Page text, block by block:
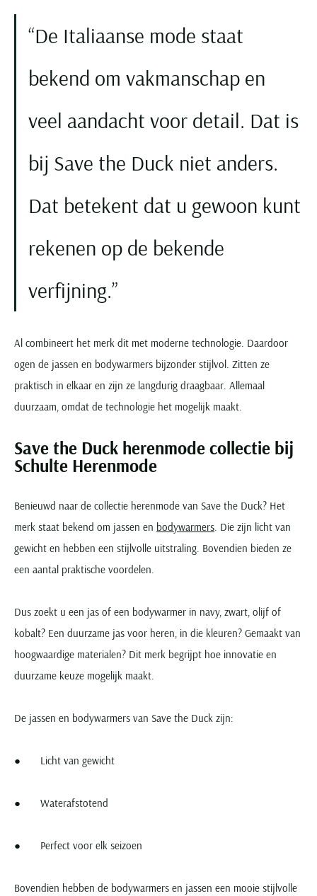
De Italiaanse mode staat
bekend om vakmanschap en
veel aandacht voor detail. Dat is
bij Save the Duck niet anders.
Dat betekent dat u gewoon kunt
rekenen op de bekende
verfijning.
Al combineert het merk dit met moderne technologie. Daardoor
ogen de jassen en bodywarmers bijzonder stijlvol. Zitten ze
praktisch in elkaar en zijn ze langdurig draagbaar. Allemaal
duurzaam, omdat de technologie het mogelijk maakt.
Save the Duck herenmode collectie bij
Schulte Herenmode
Benieuwd naar de collectie herenmode van Save the Duck? Het
merk staat bekend om jassen en bodywarmers. Die zijn licht van
gewicht en hebben een stijlvolle uitstraling. Bovendien bieden ze
een aantal praktische voordelen.
Dus zoekt u een jas of een bodywarmer in navy, zwart, olijf of
kobalt? Een duurzame jas voor heren, in die kleuren? Gemaakt van
hoogwaardige materialen? Dit merk begrijpt hoe innovatie en
duurzame keuze mogelijk maakt.
De jassen en bodywarmers van Save the Duck zijn:
● Licht van gewicht
● Waterafstotend
● Perfect voor elk seizoen
Bovendien hebben de bodywarmers en jassen een mooie stijlvolle